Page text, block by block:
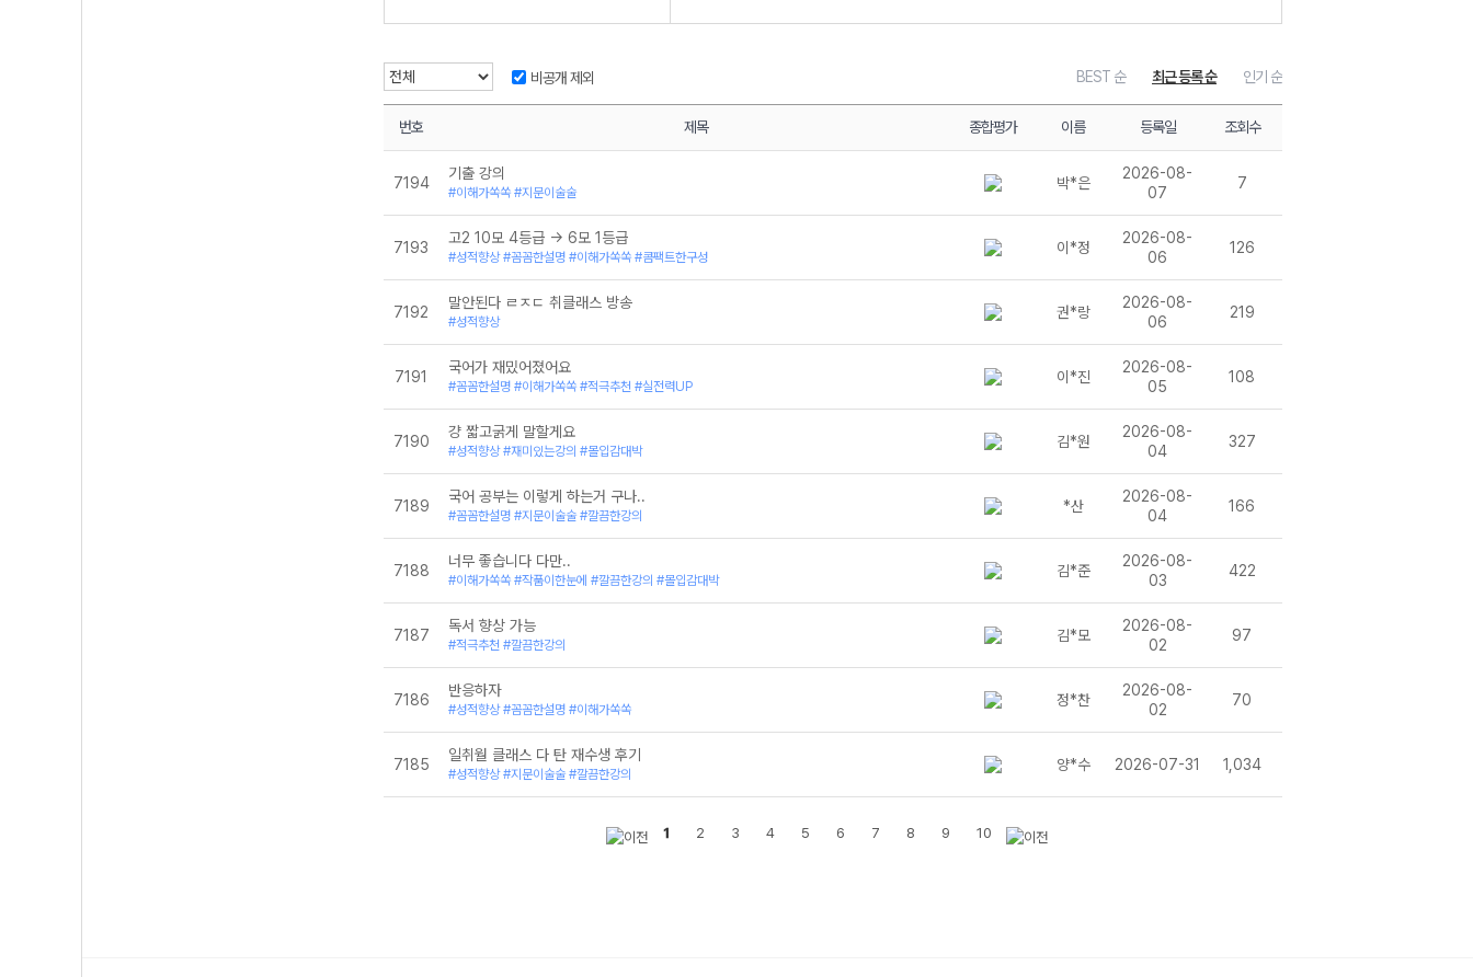
운문문학
화법과 작문
2026 김동욱 파이널 클래스 - 언어와 매체
김동욱클래스, 월Class - 수능 국어의 본질을 심화하다
2026 김동욱의 RESET 국어 - 6평 이후 잘못된 국어 학습 RESET!
김동욱클래스 - 화·작의 유형
2026 김동욱클래스, 취Class - 수능 국어의 본질을 체화하다
김동욱클래스, 일Class - 수능 국어의 본질을 이해하다
2026 김동욱클래스, 일Class - 수능 국어의 본질을 이해하다
2025 김동욱의 KEEP 바탕 모의고사 해설강의
2025 김동욱클래스, 장 Class - 수능 국어 실전 파이널
김동욱의 CHECKMATE 독서
2025 김동욱클래스, 취 Class - 수능 국어의 본질을 체화하다
김동욱클래스, 취Class - 수능 국어의 본질을 체화하다
2025 김동욱의 EBS CLASS 수특편
2024 김동욱의 결(結)_실전 파이널 클래스
2024 김동욱의 EBS 클래스 - 수완편
2024 김동욱클래스, 월 Class - 수능 국어 실력을 올리다
비공개 제외 BEST 순 최근 등록 순 인기 순
번호 제목 종합평가 이름 등록일 조회수
7194
기출 강의
#이해가쏙쏙 #지문이술술
박*은
2026-08-
07
7
7193
고2 10모 4등급 -> 6모 1등급
#성적향상 #꼼꼼한설명 #이해가쏙쏙 #콤팩트한구성
이*정
2026-08-
06
126
7192
말안된다 ㄹㅈㄷ 취클래스 방송
#성적향상
권*랑
2026-08-
06
219
7191
국어가 재밌어졌어요
#꼼꼼한설명 #이해가쏙쏙 #적극추천 #실전력UP
이*진
2026-08-
05
108
7190
걍 짧고굵게 말할게요
#성적향상 #재미있는강의 #몰입감대박
김*원
2026-08-
04
327
7189
국어 공부는 이렇게 하는거 구나..
#꼼꼼한설명 #지문이술술 #깔끔한강의
*산
2026-08-
04
166
7188
너무 좋습니다 다만..
#이해가쏙쏙 #작품이한눈에 #깔끔한강의 #몰입감대박
김*준
2026-08-
03
422
7187
독서 향상 가능
#적극추천 #깔끔한강의
김*모
2026-08-
02
97
7186
반응하자
#성적향상 #꼼꼼한설명 #이해가쏙쏙
정*찬
2026-08-
02
70
7185
일취월 클래스 다 탄 재수생 후기
#성적향상 #지문이술술 #깔끔한강의
양*수 2026-07-31 1,034
1 2 3 4 5 6 7 8 9 10